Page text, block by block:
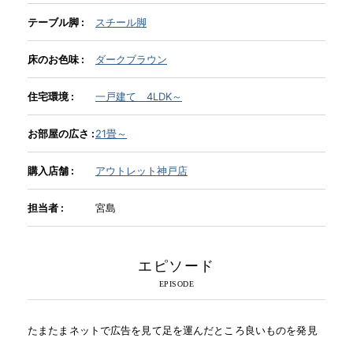
お問い合わせ
テーブル脚 : スチール脚
床のお色味 : ダークブラウン
住宅環境 : 一戸建て 4LDK～
お部屋の広さ :21畳～
購入店舗 : アウトレット神戸店
担当者 : 宮島
エピソード
たまたまネットで広告を見て足を運んだところ良いものを発見